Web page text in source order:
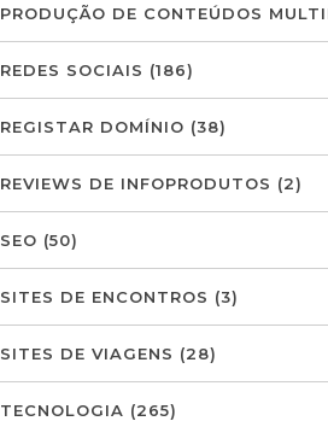
PRODUÇÃO DE CONTEÚDOS
REDES SOCIAIS (186)
REGISTAR DOMÍNIO (38)
REVIEWS DE INFOPRODUTOS (2)
SEO (50)
SITES DE ENCONTROS (3)
SITES DE VIAGENS (28)
TECNOLOGIA (265)